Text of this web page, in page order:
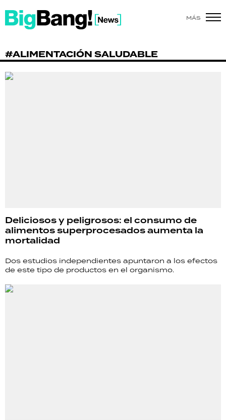
MÁS
#ALIMENTACIÓN SALUDABLE
Deliciosos y peligrosos: el consumo de
alimentos superprocesados aumenta la
mortalidad
Dos estudios independientes apuntaron a los efectos
de este tipo de productos en el organismo.
SHOW
POLÍTICA
DEPORTES
TECNOLOGÍA
RECETAS